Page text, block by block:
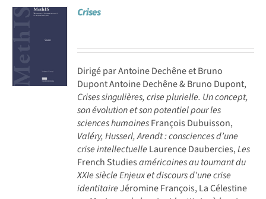
Achat en ligne
Panier WooCommerce
Crises
Dirigé par Antoine Dechêne et Bruno
Dupont Antoine Dechêne & Bruno Dupont,
Crises singulières, crise plurielle. Un concept,
son évolution et son potentiel pour les
sciences humainesFrançois Dubuisson,
Valéry, Husserl, Arendt : consciences d’une
crise intellectuelle Laurence Daubercies,Les
French Studiesaméricaines au tournant du
XXIe siècle Enjeux et discours d’une crise
identitaireJéromine François, La Célestine